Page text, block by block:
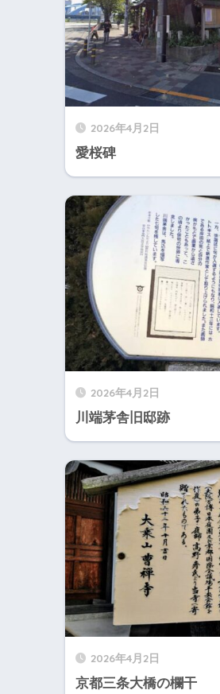
2026年4月2日
愛桜碑
2026年4月2日
川端茅舎旧邸跡
2026年4月2日
京都三条大橋の欄干